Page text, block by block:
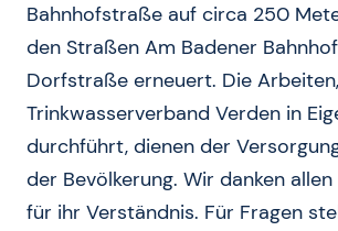
Bahnhofstraße auf circa 250
den Straßen Am Badener
Dorfstraße erneuert. Die
Trinkwasserverband Verden in
durchführt, dienen der
der Bevölkerung. Wir danken
für ihr Verständnis. Für Fragen